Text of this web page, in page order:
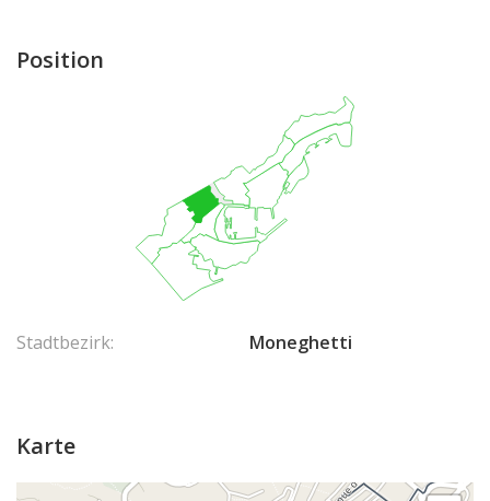
Position
Stadtbezirk: Moneghetti
Karte